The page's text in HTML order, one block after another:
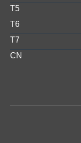
T5
T6
T7
CN